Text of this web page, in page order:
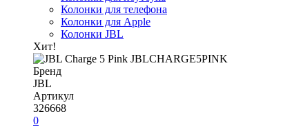
Колонки для телефона
Колонки для Apple
Колонки JBL
Хит!
Бренд
JBL
Артикул
326668
0